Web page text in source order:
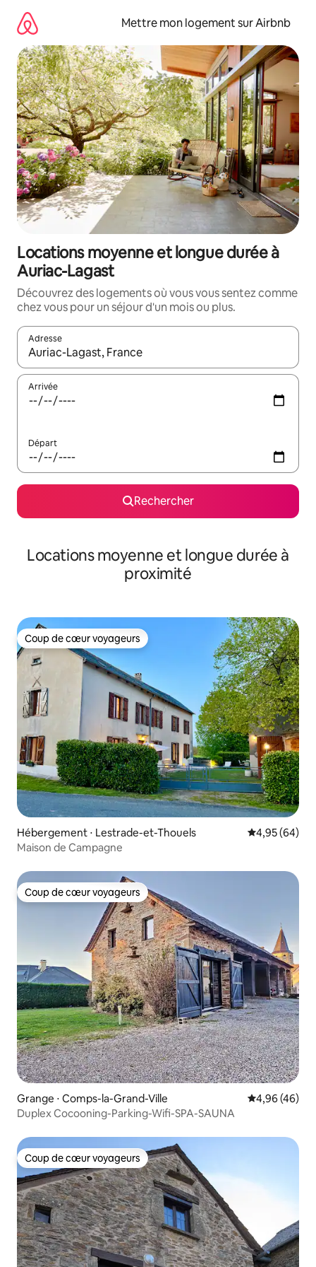
directement
contenu
Mettre mon logement sur Airbnb
Locations moyenne et longue durée à
Auriac-Lagast
Découvrez des logements où vous vous sentez comme
chez vous pour un séjour d'un mois ou plus.
Adresse
Lorsque les résultats s'affichent, utilisez les flèches vers le
Arrivée
Départ
Rechercher
Locations moyenne et longue durée à
proximité
Coup de cœur voyageurs
Coup de cœur voyageurs
Hébergement ⋅ Lestrade-et-Thouels Évaluation
4,95 (64)
Maison de Campagne
Coup de cœur voyageurs
Coup de cœur voyageurs
Grange ⋅ Comps-la-Grand-Ville Évaluation
4,96 (46)
Duplex Cocooning-Parking-Wifi-SPA-SAUNA
Coup de cœur voyageurs
Coup de cœur voyageurs